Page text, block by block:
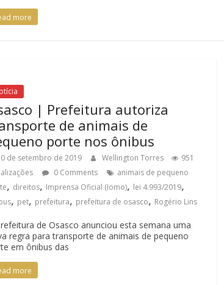
more
| Prefeitura autoriza
de animais de
porte nos ônibus
de setembro de 2019 Wellington Torres
951
0 Comments
animais de pequeno
, direitos, Imprensa Oficial (Iomo), lei 4.993/2019,
, pet, prefeitura, prefeitura de osasco, Rogério Lins
de Osasco anunciou esta semana uma
regra para transporte de animais de pequeno
em ônibus das
more